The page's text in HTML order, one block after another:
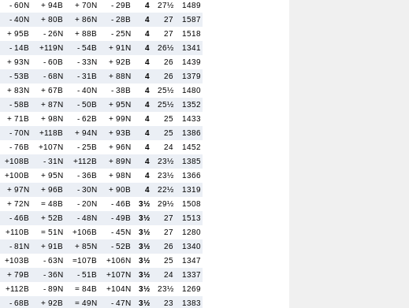
- 60N + 94B + 70N - 29B 4 27½
1489
- 40N + 80B + 86N - 28B 4 27
1587
+ 95B - 26N + 88B - 25N 4 27
1518
- 14B +119N - 54B + 91N 4 26½
1341
+ 93N - 60B - 33N + 92B 4 26
1439
- 53B - 68N - 31B + 88N 4 26
1379
+ 83N + 67B - 40N - 38B 4 25½
1480
- 58B + 87N - 50B + 95N 4 25½
1352
+ 71B + 98N - 62B + 99N 4 25
1433
- 70N +118B + 94N + 93B 4 25
1386
- 76B +107N - 25B + 96N 4 24
1452
+108B - 31N +112B + 89N 4 23½
1385
+100B + 95N - 36B + 98N 4 23½
1366
+ 97N + 96B - 30N + 90B 4 22½
1319
+ 72N = 48B - 20N - 46B 3½ 29½
1508
- 46B + 52B - 48N - 49B 3½ 27
1513
+110B = 51N +106B - 45N 3½ 27
1280
- 81N + 91B + 85N - 52B 3½ 26
1340
+103B - 63N =107B +106N 3½ 25
1347
+ 79B - 36N - 51B +107N 3½ 24
1337
+112B - 89N = 84B +104N 3½ 23½
1269
- 68B + 92B = 49N - 47N 3½ 23
1383